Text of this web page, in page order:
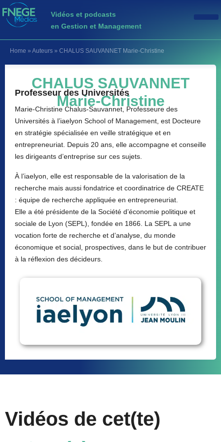
Vidéos et podcasts
en Gestion et Management
Home » Auteurs » CHALUS SAUVANNET Marie-Christine
CHALUS SAUVANNET
Marie-Christine
Professeur des Universités
Marie-Christine Chalus-Sauvannet, Professeure des
Universités à l’iaelyon School of Management, est Docteure
en stratégie spécialisée en veille stratégique et en
entrepreneuriat. Depuis 20 ans, elle accompagne et conseille
les dirigeants d’entreprise sur ces sujets.
À l’iaelyon, elle est responsable de la valorisation de la
recherche mais aussi fondatrice et coordinatrice de CREATE
: équipe de recherche appliquée en entrepreneuriat.
Elle a été présidente de la Société d’économie politique et
sociale de Lyon (SEPL), fondée en 1866. La SEPL a une
vocation forte de recherche et d’analyse, du monde
économique et social, prospectives, dans le but de contribuer
à la réflexion des décideurs.
Vidéos de cet(te)